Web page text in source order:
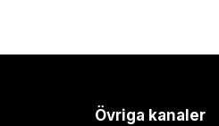
Övriga kanaler